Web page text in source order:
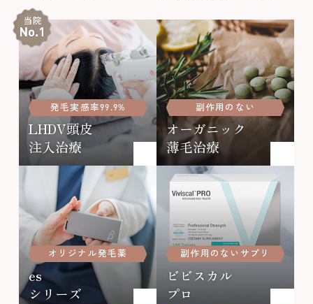
発毛実感率99.9%
LHDV頭皮
注入治療
副作用のない
オーガニック
薄毛治療
オリジナル発毛薬
es
シリーズ
副作用のないサプリ
ビビスカル
プロ